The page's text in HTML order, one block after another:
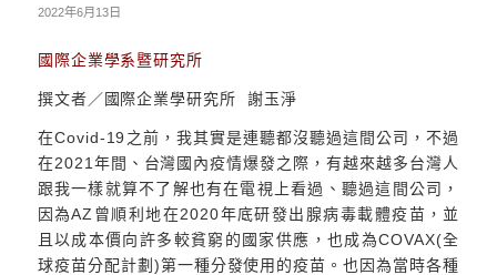
2022年6月13日
國際企業學系暨研究所
撰文者／國際企業學研究所 謝玉淨
在Covid-19之前，我其實是連聽都沒聽過這間公司，不過
在2021年間、台灣國內疫情爆發之際，有越來越多台灣人
跟我一樣就算不了解也有在電視上看過、聽過這間公司，
因為AZ曾順利地在2020年底研發出腺病毒載體疫苗，並
且以成本價向許多較貧窮的國家供應，也成為COVAX(全
球疫苗分配計劃)第一種分發使用的疫苗。也因為當時各種